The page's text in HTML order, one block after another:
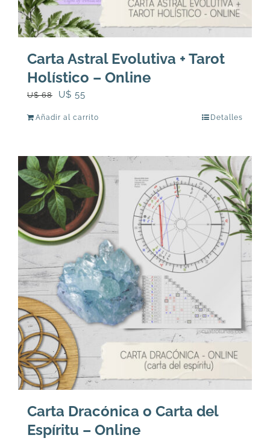
Carta Astral Evolutiva + Tarot
Holístico – Online
U$68
El
U$
68.
U$ 55
U$
55.
Añadir al carrito Detalles
Carta Dracónica o Carta del
Espíritu – Online